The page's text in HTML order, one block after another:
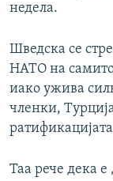
недела.
Шведска се
НАТО на
иако ужива
членки,
Таа рече дека е